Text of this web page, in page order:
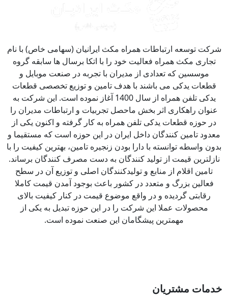
توسعه ارتباطات همراه مکث ایرانیان (سهامی خاص) با نام
مکث همراه فعالیت خود را با اتکا برسال ها سابقه گروه
موسسین که تعدادی از مدیران با تجربه در صنعت موبایل و
یدکی می باشند با هدف تامین و توزیع تخصصی قطعات
یدکی تلفن همراه از سال 1400 آغاز نموده است. این شرکت به
راهکاری اثر بخش ماحصل تجربیات و ارتباطات مدیران را
حوزه قطعات یدکی تلفن همراه به کار گرفته و اکنون یکی از
تامین کنندگان داخل ایران در این حوزه است که مستقیما و
واسطه توانسته با دارا بودن زنجیره تامین، بهترین کیفیت را با
قیمت از تولید کنندگان به دست مصرف کنندگان برساند.
تامین اقلام از منابع و تولیدکنندگان اصلی و توزیع آن در سطح
فعالین بزرگ و متعدد در کشور باعث بوجود آمدن قیمت کاملا
رقابتی گردیده و در واقع موضوع قیمت در کنار کیفیت بالای
محصولات عملا این شرکت را در این حوزه تبدیل به یکی از
مهمترین پیشگامان این صنعت نموده است.
مشتریان